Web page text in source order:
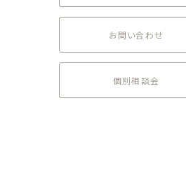
お問い合わせ
個別相談会